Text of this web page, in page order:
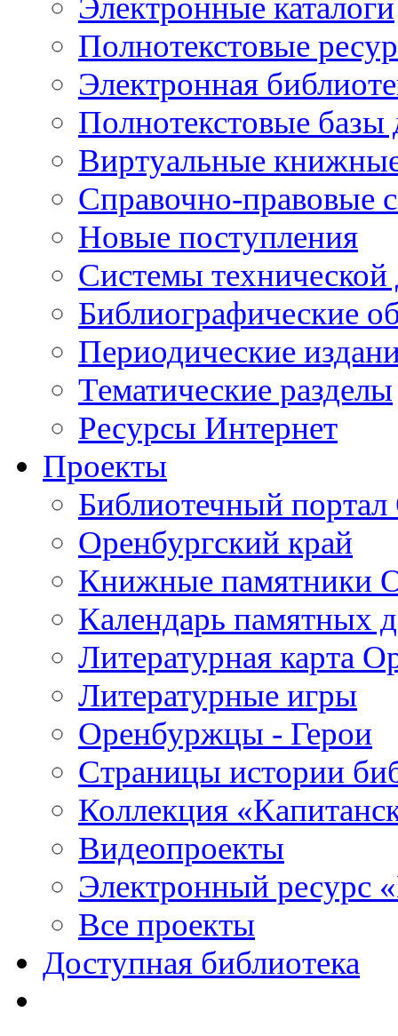
Электронные каталоги
Полнотекстовые
Электронная
Полнотекстовые
Виртуальные
Справочно-правовые
Новые поступления
Cистемы
Библиографические
Периодические
Тематические разделы
Ресурсы Интернет
Проекты
Библиотечный портал
Оренбургский край
Книжные памятники
Календарь памятных
Литературная карта
Литературные игры
Оренбуржцы - Герои
Страницы истории
Коллекция
Видеопроекты
Электронный ресурс
Все проекты
Доступная библиотека